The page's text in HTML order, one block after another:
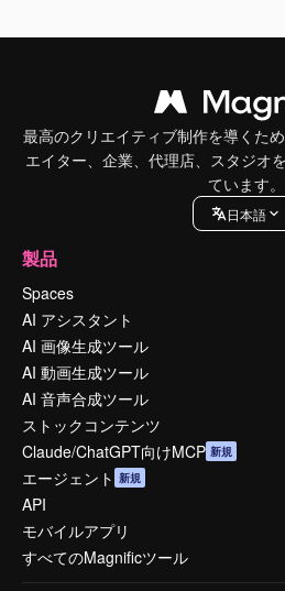
最高のクリエイティブ制作を導くた
エイター、企業、代理店、スタジオ
ています。
日本語
製品
Spaces
AI アシスタント
AI 画像生成ツール
AI 動画生成ツール
AI 音声合成ツール
ストックコンテンツ
Claude/ChatGPT向けMCP 新規
エージェント 新規
API
モバイルアプリ
すべてのMagnificツール